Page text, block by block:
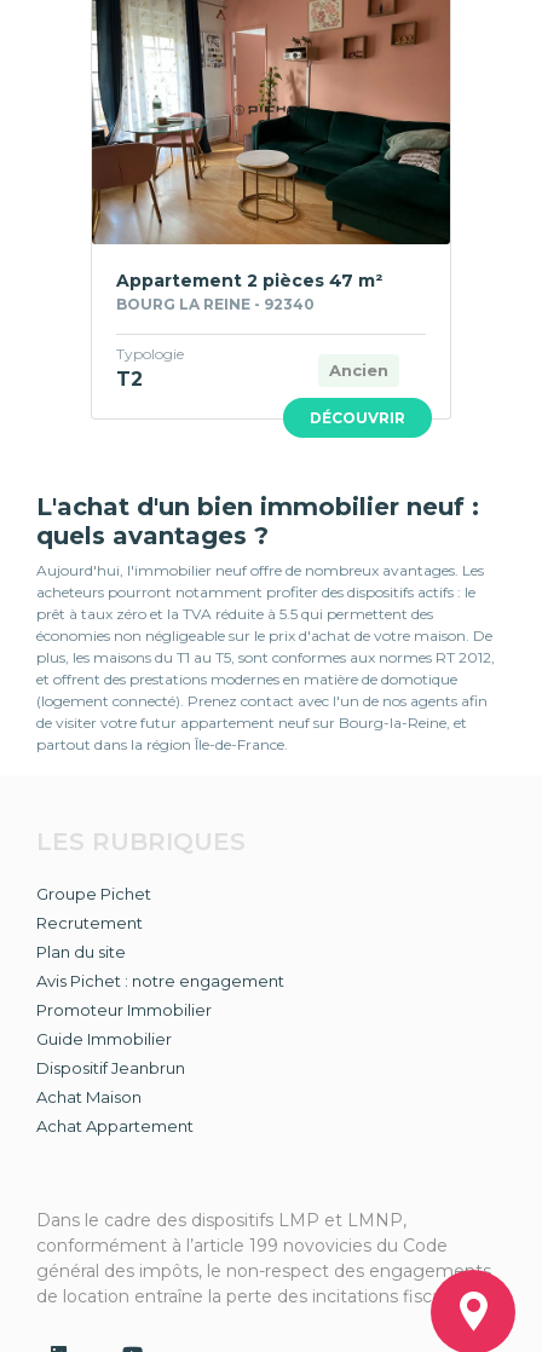
DÉCOUVRIR
Appartement 2 pièces 47 m²
BOURG LA REINE - 92340
Ancien
Typologie
T2
L'achat d'un bien immobilier neuf :
quels avantages ?
Aujourd'hui, l'immobilier neuf offre de nombreux avantages. Les
acheteurs pourront notamment profiter des dispositifs actifs : le
prêt à taux zéro et la TVA réduite à 5.5 qui permettent des
économies non négligeable sur le prix d'achat de votre maison. De
plus, les maisons du T1 au T5, sont conformes aux normes RT 2012,
et offrent des prestations modernes en matière de domotique
(logement connecté). Prenez contact avec l'un de nos agents afin
de visiter votre futur appartement neuf sur Bourg-la-Reine, et
partout dans la région Île-de-France.
LES RUBRIQUES
Groupe Pichet
Recrutement
Plan du site
Avis Pichet : notre engagement
Promoteur Immobilier
Guide Immobilier
Dispositif Jeanbrun
Achat Maison
Achat Appartement
Dans le cadre des dispositifs LMP et LMNP,
conformément à l’article 199 novovicies du Code
général des impôts, le non-respect des engagements
de location entraîne la perte des incitations fiscales.